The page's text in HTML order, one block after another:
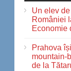
Un elev
României
Economie
Prahova
mountain-
de la